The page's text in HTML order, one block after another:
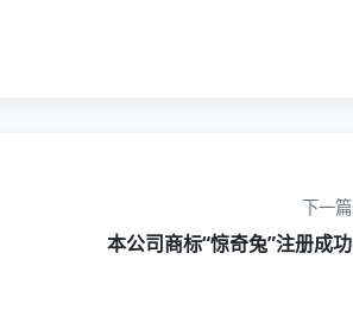
下一篇
本公司商标“惊奇兔”注册成功